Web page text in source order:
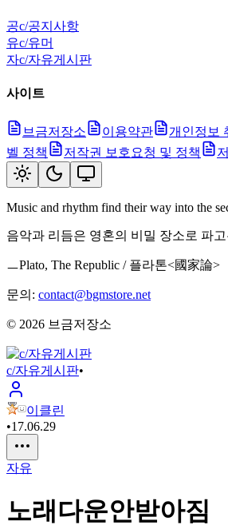
공c/공지사항
유c/유머
자c/자유게시판
사이트
브금저장소 이용약관 개인정보
벨 정책
저작권 보호요청 및 정책
Music and rhythm find their way into the
음악과 리듬은 영혼의 비밀 장소로 파
ㅡPlato, The Republic / 플라톤<國家論>
문의: contact@bgmstore.net
© 2026 브금저장소
c/자유게시판•
이클린
•17.06.29
자유
노래다운안받아짐